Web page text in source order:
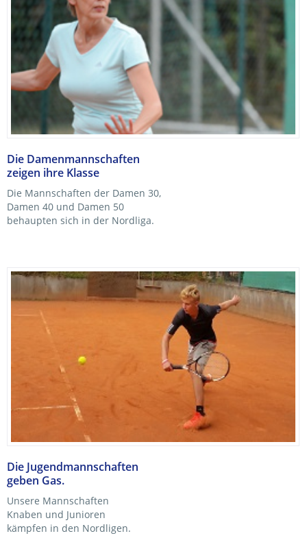
Die Damenmannschaften
zeigen ihre Klasse
Die Mannschaften der Damen 30,
Damen 40 und Damen 50
behaupten sich in der Nordliga.
Die Jugendmannschaften
geben Gas.
Unsere Mannschaften
Knaben und Junioren
kämpfen in den Nordligen.